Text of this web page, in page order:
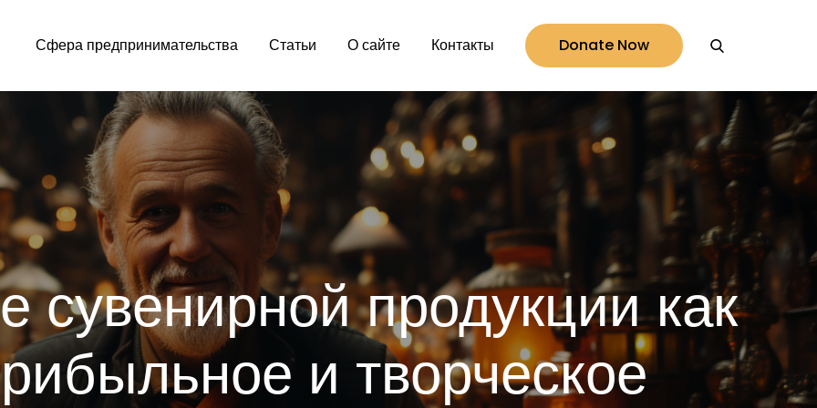
Сфера предпринимательства Статьи О сайте Контакты Donate Now
сувенирной продукции как
и творческое